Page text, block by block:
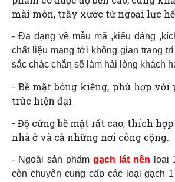
mài mòn, trầy xước từ ngoại lực
- Đa dạng về mẫu mã ,kiểu dáng
chất liệu mang tới không gian trang
sắc chác chắn sẽ làm hài lòng khách
- Bề mặt bóng kiếng, phù hợp với
trúc hiện đại
- Độ cứng bề mặt rất cao, thích
nhà ở và cả những nơi công cộng.
- Ngoài sản phẩm gạch lát nền loại
còn chuyên cung cấp các loại gạch